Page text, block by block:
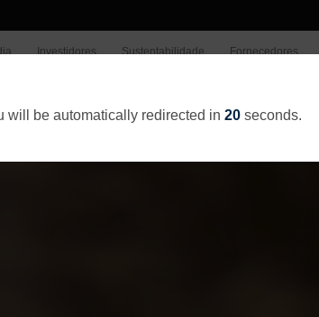
will be automatically redirected in 20 seconds.
Investidores Sustentabilidade Fornecedores